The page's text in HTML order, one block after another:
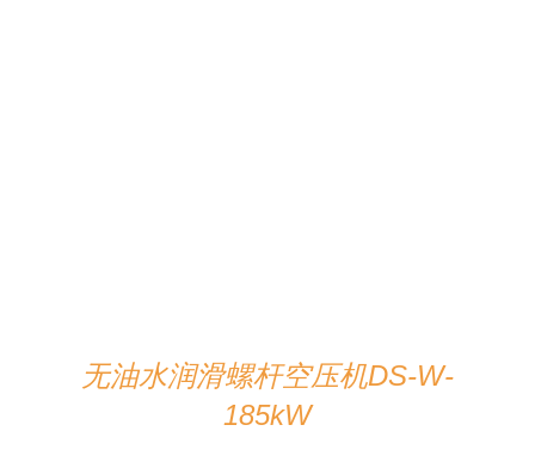
无油水润滑螺杆空压机DS-W-
185kW